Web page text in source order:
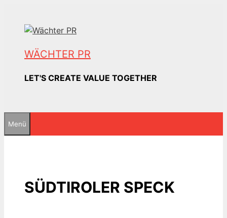
springen
WÄCHTER PR
LET'S CREATE VALUE TOGETHER
Menü
SÜDTIROLER SPECK